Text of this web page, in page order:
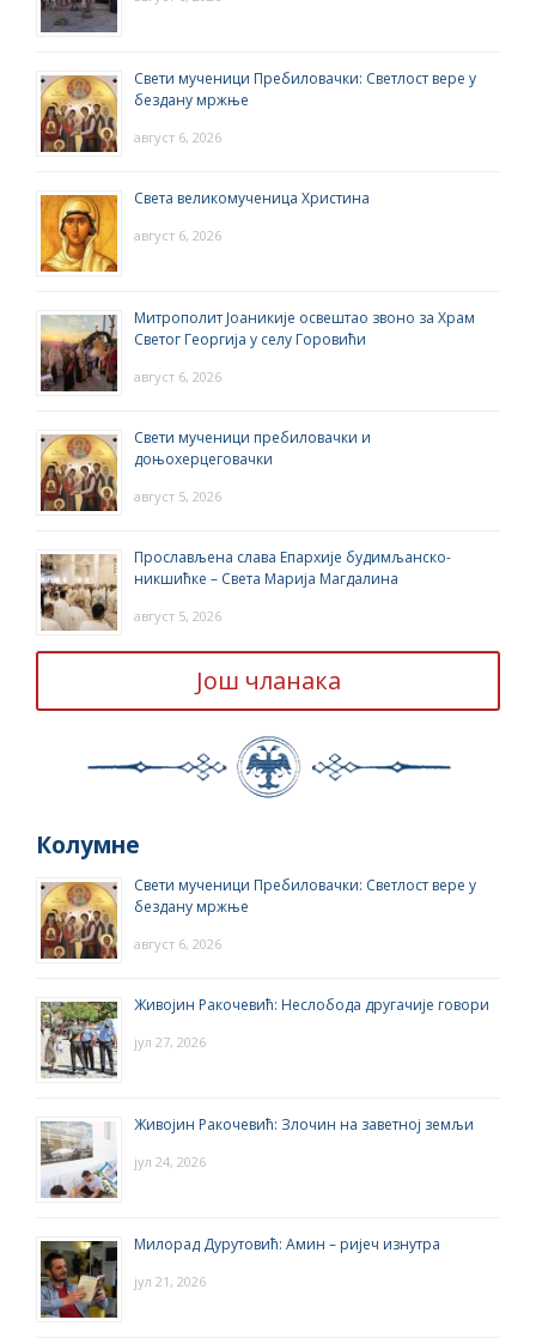
Свети мученици Пребиловачки: Светлост вере у
бездану мржње
август 6, 2026
Света великомученица Христина
август 6, 2026
Митрополит Јоаникије освештао звоно за Храм
Светог Георгија у селу Горовићи
август 6, 2026
Свети мученици пребиловачки и
доњохерцеговачки
август 5, 2026
Прослављена слава Епархије будимљанско-
никшићке – Света Марија Магдалина
август 5, 2026
Још чланака
Колумне
Свети мученици Пребиловачки: Светлост вере у
бездану мржње
август 6, 2026
Живојин Ракочевић: Неслобода другачије говори
јул 27, 2026
Живојин Ракочевић: Злочин на заветној земљи
јул 24, 2026
Милорад Дурутовић: Амин – ријеч изнутра
јул 21, 2026